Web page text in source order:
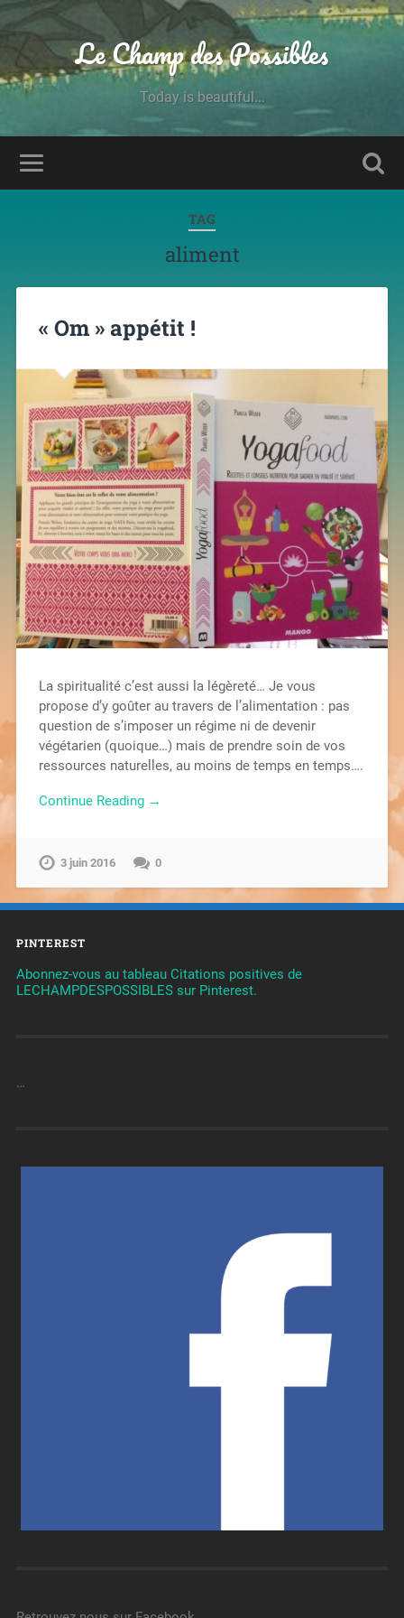
Le Champ des Possibles
Today is beautiful...
TAG
aliment
« Om » appétit !
La spiritualité c’est aussi la légèreté… Je vous
propose d’y goûter au travers de l’alimentation : pas
question de s’imposer un régime ni de devenir
végétarien (quoique…) mais de prendre soin de vos
ressources naturelles, au moins de temps en temps….
Continue Reading →
3 juin 2016 0
PINTEREST
Abonnez-vous au tableau Citations positives de
LECHAMPDESPOSSIBLES sur Pinterest.
…